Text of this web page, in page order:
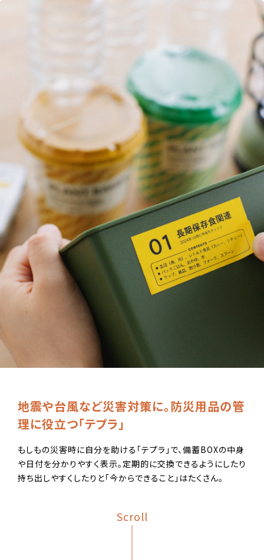
地震や台風など災害対策に。防災用品の管
理に役立つ「テプラ」
もしもの災害時に自分を助ける「テプラ」で、備蓄BOXの中身
や日付を分かりやすく表示。定期的に交換できるようにしたり
持ち出しやすくしたりと「今からできること」はたくさん。
Scroll